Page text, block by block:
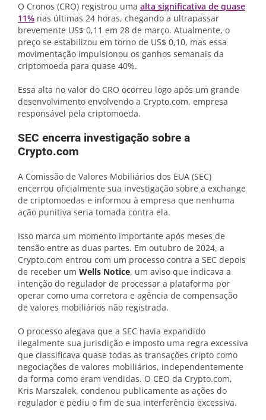
O Cronos (CRO) registrou uma alta significativa de quase
11% nas últimas 24 horas, chegando a ultrapassar
brevemente US$ 0,11 em 28 de março. Atualmente, o
preço se estabilizou em torno de US$ 0,10, mas essa
movimentação impulsionou os ganhos semanais da
criptomoeda para quase 40%.
Essa alta no valor do CRO ocorreu logo após um grande
desenvolvimento envolvendo a Crypto.com, empresa
responsável pela criptomoeda.
SEC encerra investigação sobre a
Crypto.com
A Comissão de Valores Mobiliários dos EUA (SEC)
encerrou oficialmente sua investigação sobre a exchange
de criptomoedas e informou à empresa que nenhuma
ação punitiva seria tomada contra ela.
Isso marca um momento importante após meses de
tensão entre as duas partes. Em outubro de 2024, a
Crypto.com entrou com um processo contra a SEC depois
de receber um Wells Notice, um aviso que indicava a
intenção do regulador de processar a plataforma por
operar como uma corretora e agência de compensação
de valores mobiliários não registrada.
O processo alegava que a SEC havia expandido
ilegalmente sua jurisdição e imposto uma regra excessiva
que classificava quase todas as transações cripto como
negociações de valores mobiliários, independentemente
da forma como eram vendidas. O CEO da Crypto.com,
Kris Marszalek, condenou publicamente as ações do
regulador e pediu o fim de sua interferência excessiva.